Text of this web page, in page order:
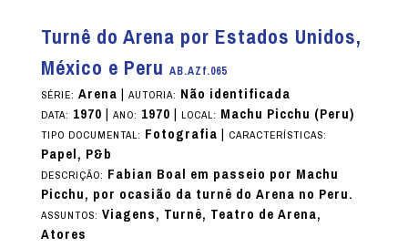
Turnê do Arena por Estados Unidos,
México e Peru AB.AZf.065
SÉRIE: Arena| AUTORIA: Não identificada
DATA: 1970| ANO: 1970| LOCAL: Machu Picchu (Peru)
TIPO DOCUMENTAL: Fotografia| CARACTERÍSTICAS:
Papel, P&b
DESCRIÇÃO: Fabian Boal em passeio por Machu
Picchu, por ocasião da turnê do Arena no Peru.
ASSUNTOS: Viagens, Turnê, Teatro de Arena,
Atores